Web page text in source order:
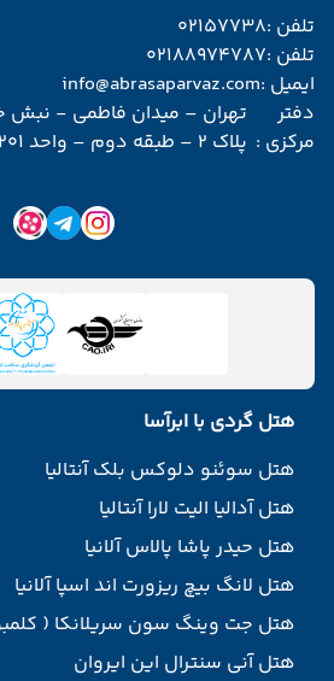
تلفن :02157738
تلفن :02188974787
ایمیل :info@abrasaparvaz.com
دفتر
مرکزی :
تهران – میدان فاطمی - نبش
پلاک 2 – طبقه دوم – واحد 201
هتل گردی با ابرآسا
هتل سوئنو دلوکس بلک آنتالیا
هتل آدالیا الیت لارا آنتالیا
هتل حیدر پاشا پالاس آلانیا
هتل لانگ بیچ ریزورت اند اسپا آلانیا
هتل جت وینگ سون سریلانکا (
هتل آنی سنترال این ایروان